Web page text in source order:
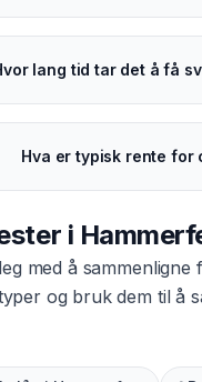
lang tid tar det å få
Hva er typisk rente for
i
med å
og bruk dem til å